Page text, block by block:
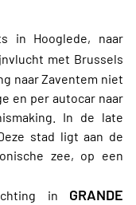
in Hooglede, naar
met Brussels
naar Zaventem niet
en per autocar naar
In de late
stad ligt aan de
zee, op een
in GRANDE